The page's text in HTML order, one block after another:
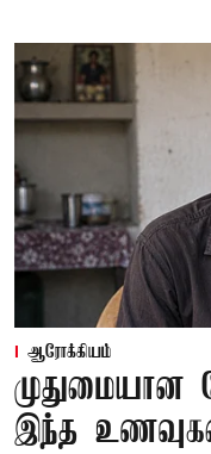
ஆரோக்கியம்
முதுமையான
இந்த